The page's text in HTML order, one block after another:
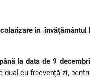
în învățământul
până la data de 9
cu frecvență zi,